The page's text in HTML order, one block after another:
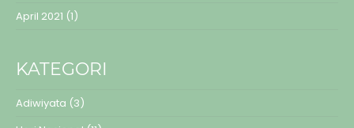
April 2021 (1)
KATEGORI
Adiwiyata (3)